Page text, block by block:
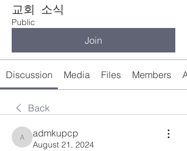
교회 소식
Public
Join
Discussion Media Files Members
Back
admkupcp
admkupcp
August 21, 2024